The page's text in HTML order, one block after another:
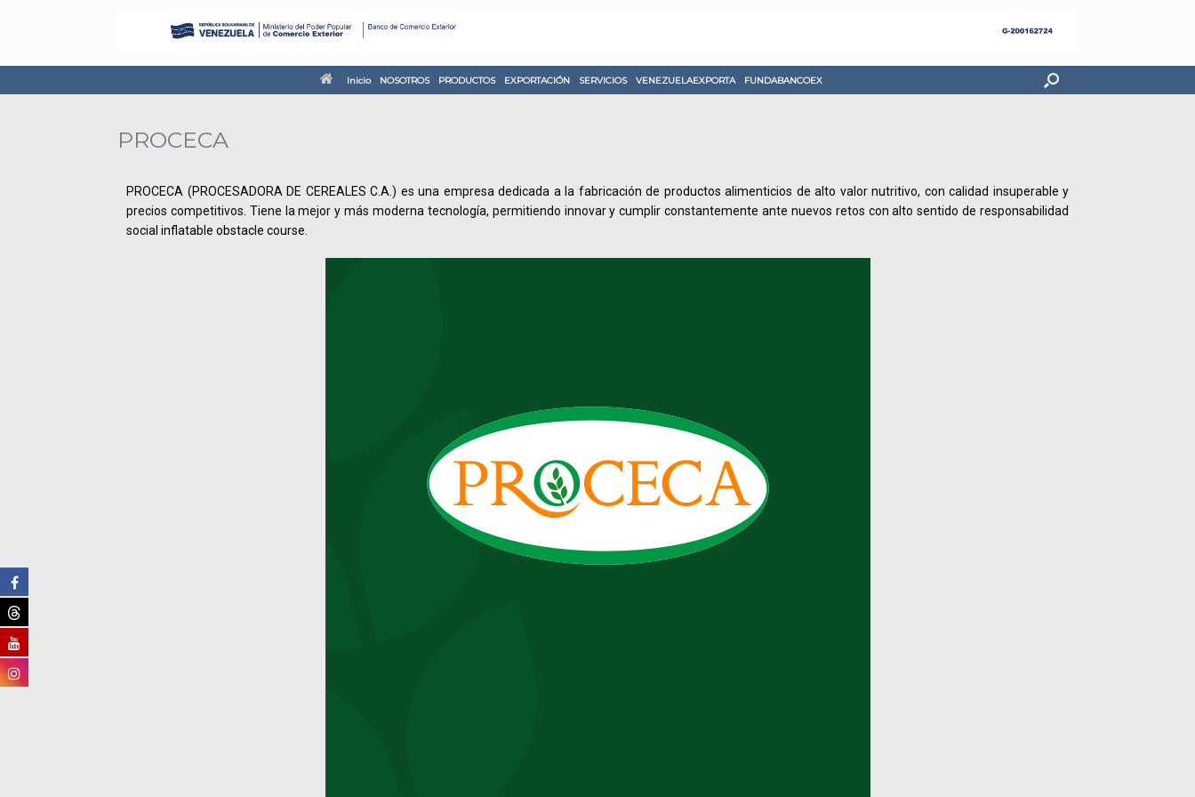
Inicio NOSOTROS PRODUCTOS EXPORTACIÓN SERVICIOS VENEZUELAEXPORTA FUNDABANCOEX
PROCECA
PROCECA (PROCESADORA DE CEREALES C.A.) es una empresa dedicada a la fabricación de productos alimenticios de alto valor nutritivo, con calidad insuperable y
precios competitivos. Tiene la mejor y más moderna tecnología, permitiendo innovar y cumplir constantemente ante nuevos retos con alto sentido de responsabilidad
social inflatable obstacle course.